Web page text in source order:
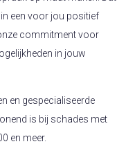
een voor jou positief
commitment voor
in jouw
en gespecialiseerde
is bij schades met
en meer.